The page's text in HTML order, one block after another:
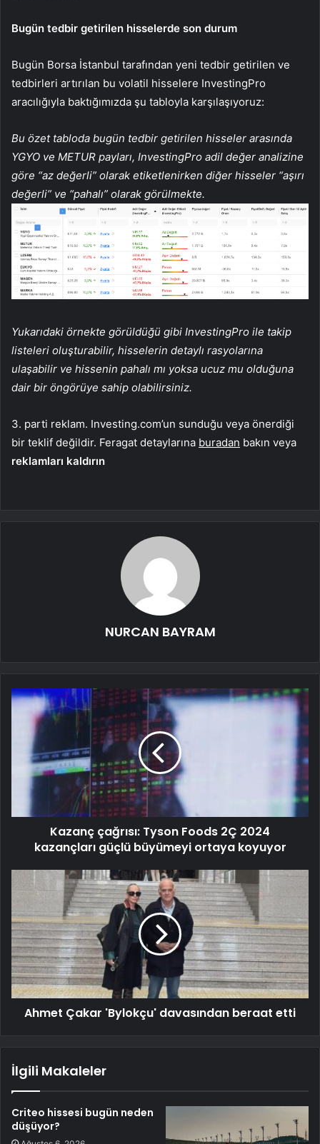
Bugün tedbir getirilen hisselerde son durum
Bugün Borsa İstanbul tarafından yeni tedbir getirilen ve
tedbirleri artırılan bu volatil hisselere InvestingPro
aracılığıyla baktığımızda şu tabloyla karşılaşıyoruz:
Bu özet tabloda bugün tedbir getirilen hisseler arasında
YGYO ve METUR payları, InvestingPro adil değer analizine
göre “az değerli” olarak etiketlenirken diğer hisseler “aşırı
değerli” ve “pahalı” olarak görülmekte.
Yukarıdaki örnekte görüldüğü gibi InvestingPro ile takip
listeleri oluşturabilir, hisselerin detaylı rasyolarına
ulaşabilir ve hissenin pahalı mı yoksa ucuz mu olduğuna
dair bir öngörüye sahip olabilirsiniz.
3. parti reklam. Investing.com’un sunduğu veya önerdiği
bir teklif değildir. Feragat detaylarına buradan bakın veya
reklamları kaldırın
NURCAN BAYRAM
Kazanç çağrısı: Tyson Foods 2Ç 2024
kazançları güçlü büyümeyi ortaya koyuyor
Ahmet Çakar 'Bylokçu' davasından beraat etti
İlgili Makaleler
Criteo hissesi bugün neden
düşüyor?